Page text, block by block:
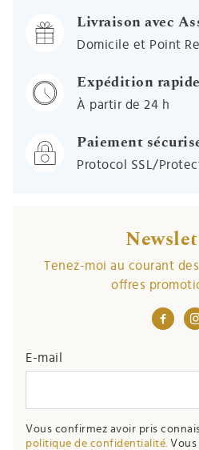
Livraison avec
Domicile et Point
Expédition rapide
À partir de 24 h
Paiement
Protocol SSL/
Tenez-moi au courant
offres
E-mail
Vous confirmez avoir pris
politique de confidentialité. Vous